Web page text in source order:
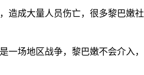
造成大量人员伤亡，很多黎巴嫩社
一场地区战争，黎巴嫩不会介入，